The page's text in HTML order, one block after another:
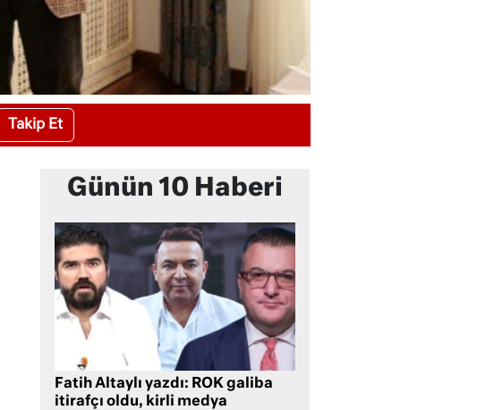
Takip Et
Günün 10 Haberi
Fatih Altaylı yazdı: ROK galiba
itirafçı oldu, kirli medya